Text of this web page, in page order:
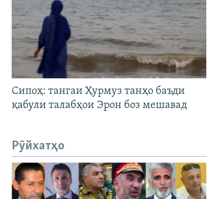
Сипоҳ: тангаи Ҳурмуз танҳо баъди
қабули талабҳои Эрон боз мешавад
Рӯйхатҳо